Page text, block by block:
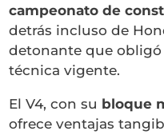
campeonato de
detrás incluso de
detonante que
técnica vigente.
El V4, con su bloque
ofrece ventajas